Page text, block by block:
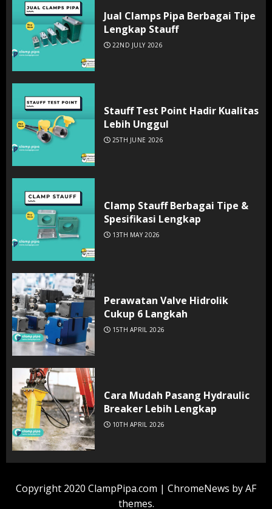
Jual Clamps Pipa Berbagai Tipe
Lengkap Stauff
22ND JULY 2026
Stauff Test Point Hadir Kualitas
Lebih Unggul
25TH JUNE 2026
Clamp Stauff Berbagai Tipe &
Spesifikasi Lengkap
13TH MAY 2026
Perawatan Valve Hidrolik
Cukup 6 Langkah
15TH APRIL 2026
Cara Mudah Pasang Hydraulic
Breaker Lebih Lengkap
10TH APRIL 2026
Copyright 2020 ClampPipa.com | ChromeNews by AF
themes.